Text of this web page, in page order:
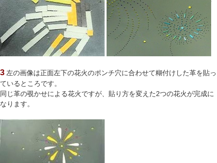
3 左の画像は正面左下の花火のポンチ穴に合わせて糊付けした革を貼っ
ているところです。
同じ革の覗かせによる花火ですが、貼り方を変えた2つの花火が完成に
なります。